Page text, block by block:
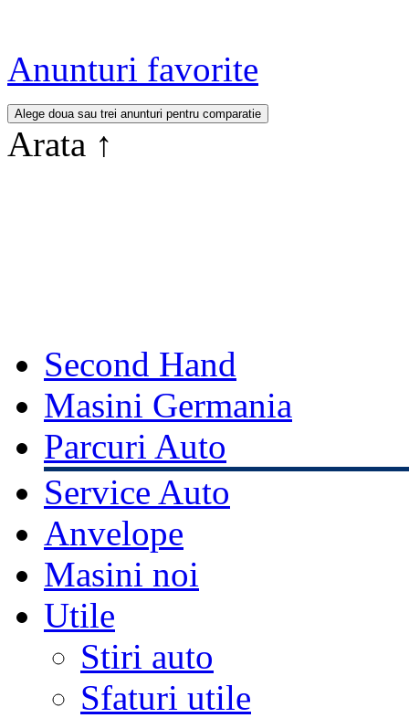
Anunturi favorite
Arata ↑
Second Hand
Masini Germania
Parcuri Auto
Service Auto
Anvelope
Masini noi
Utile
Stiri auto
Sfaturi utile